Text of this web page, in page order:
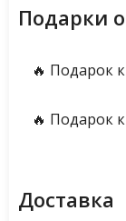
Подарки
🔥 Подарок
🔥 Подарок
Доставка